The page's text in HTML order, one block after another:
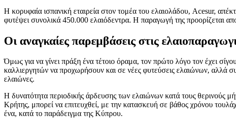
Η κορυφαία ισπανική εταιρεία στον τομέα του ελαιολάδου, Acesur,
φυτέψει συνολικά 450.000 ελαιόδεντρα. Η παραγωγή της προορίζεται
Οι αναγκαίες παρεμβάσεις στις
Όμως για να γίνει πράξη ένα τέτοιο όραμα, τον πρώτο λόγο τον έχει
καλλιεργητών να προχωρήσουν και σε νέες φυτεύσεις ελαιώνων, αλλά
ελαιώνες.
Η δυνατότητα περιοδικής άρδευσης των ελαιώνων κατά τους θερινούς
Κρήτης, μπορεί να επιτευχθεί, με την κατασκευή σε βάθος χρόνου
ένα, κατά το παράδειγμα της Κύπρου.